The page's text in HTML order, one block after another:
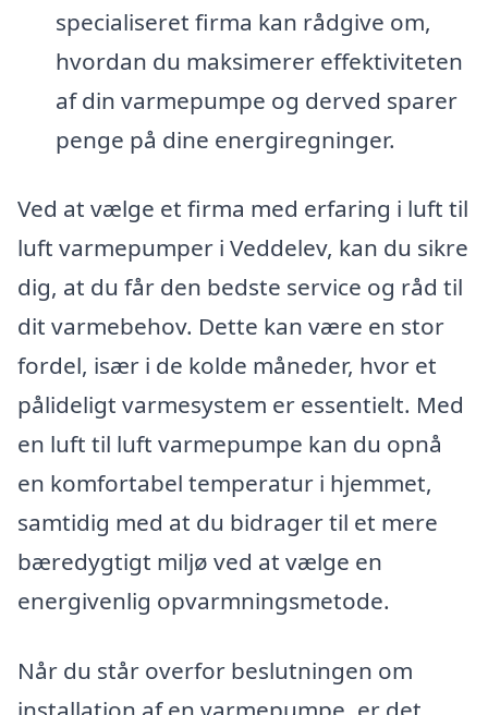
specialiseret firma kan rådgive om,
hvordan du maksimerer effektiviteten
af din varmepumpe og derved sparer
penge på dine energiregninger.
Ved at vælge et firma med erfaring i luft til
luft varmepumper i Veddelev, kan du sikre
dig, at du får den bedste service og råd til
dit varmebehov. Dette kan være en stor
fordel, især i de kolde måneder, hvor et
pålideligt varmesystem er essentielt. Med
en luft til luft varmepumpe kan du opnå
en komfortabel temperatur i hjemmet,
samtidig med at du bidrager til et mere
bæredygtigt miljø ved at vælge en
energivenlig opvarmningsmetode.
Når du står overfor beslutningen om